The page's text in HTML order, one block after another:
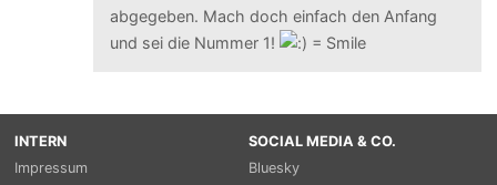
abgegeben. Mach doch einfach den Anfang
und sei die Nummer 1!
INTERN
Impressum
SOCIAL MEDIA & CO.
Bluesky